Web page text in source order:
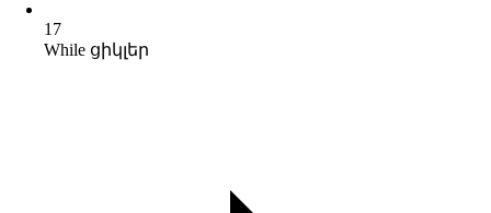
17
While ցիկլեր